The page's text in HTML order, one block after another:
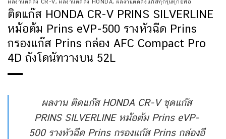
ติดแก๊ส HONDA CR-V PRINS SILVERLINE
หม้อต้ม Prins eVP-500 รางหัวฉีด Prins
กรองแก๊ส Prins กล่อง AFC Compact Pro
4D ถังโดนัทวางบน 52L
ผลงาน ติดแก๊ส HONDA CR-V ชุดแก๊ส
PRINS SILVERLINE หม้อต้ม Prins eVP-
500 รางหัวฉีด Prins กรองแก๊ส Prins กล่องอี